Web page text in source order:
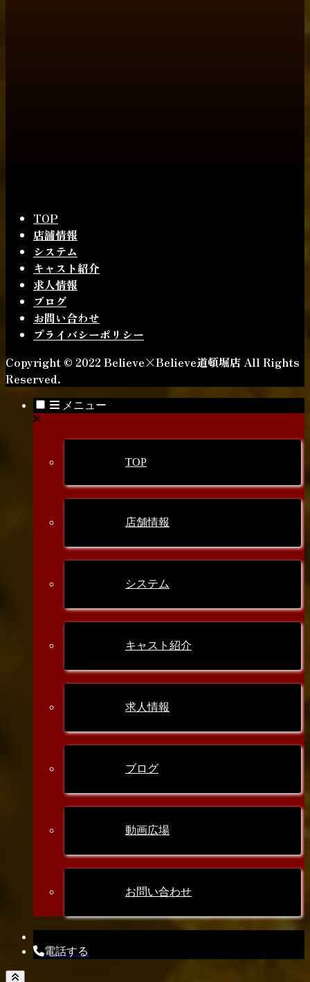
TOP
店舗情報
システム
キャスト紹介
求人情報
ブログ
お問い合わせ
プライバシーポリシー
Copyright © 2022 Believe×Believe道頓堀店 All Rights
Reserved.
メニュー
TOP
店舗情報
システム
キャスト紹介
求人情報
ブログ
動画広場
お問い合わせ
電話する